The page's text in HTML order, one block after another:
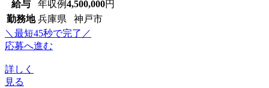
給与 年収例4,500,000円
勤務地 兵庫県 神戸市
＼最短45秒で完了／
応募へ進む
詳しく
見る